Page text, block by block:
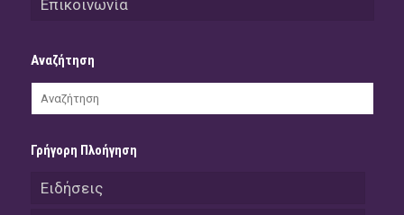
Επικοινωνία
Αναζήτηση
Γρήγορη Πλοήγηση
Ειδήσεις